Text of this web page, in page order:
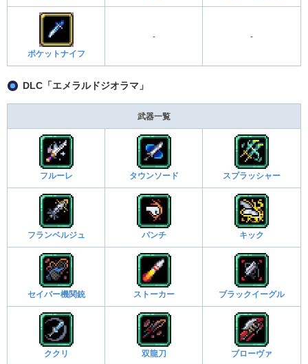
ポケットナイフ
- -
DLC「エメラルドジオラマ」
武器一覧
フルーレ タウンソード スプラッシャー
フランベルジュ パンチ キック
セイバー機関銃 ストーカー ブラックイーグル
ククリ 双龍刀 ブローヴァ